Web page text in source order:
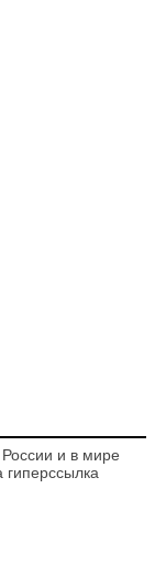
и в мире